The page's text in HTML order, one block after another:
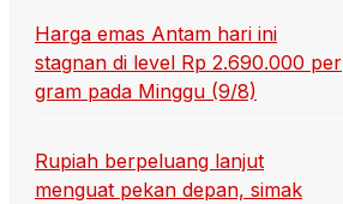
Harga emas Antam hari ini
stagnan di level Rp 2.690.000 per
gram pada Minggu (9/8)
Rupiah berpeluang lanjut
menguat pekan depan, simak